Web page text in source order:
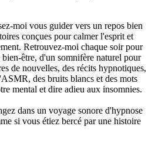
moi vous guider vers un repos bien
conçues pour calmer l'esprit et
Retrouvez-moi chaque soir pour
être, d'un somnifère naturel pour
de nouvelles, des récits hypnotiques,
des bruits blancs et des mots
mental et dire adieu aux insomnies.
dans un voyage sonore d'hypnose
si vous étiez bercé par une histoire